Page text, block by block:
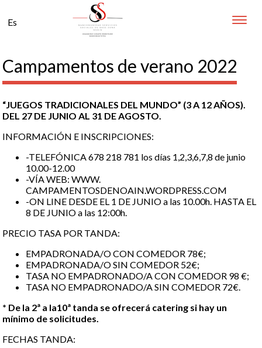
Es
Toggle
Campamentos de verano 2022
“JUEGOS TRADICIONALES DEL MUNDO” (3 A 12 AÑOS).
DEL 27 DE JUNIO AL 31 DE AGOSTO.
INFORMACIÓN E INSCRIPCIONES:
-TELEFÓNICA 678 218 781 los días 1,2,3,6,7,8 de junio
10.00-12.00
-VÍA WEB: WWW.
CAMPAMENTOSDENOAIN.WORDPRESS.COM
-ON LINE DESDE EL 1 DE JUNIO a las 10.00h. HASTA EL
8 DE JUNIO a las 12:00h.
PRECIO TASA POR TANDA:
EMPADRONADA/O CON COMEDOR 78€;
EMPADRONADA/O SIN COMEDOR 52€;
TASA NO EMPADRONADO/A CON COMEDOR 98 €;
TASA NO EMPADRONADO/A SIN COMEDOR 72€.
* De la 2ª a la10ª tanda se ofrecerá catering si hay un
mínimo de solicitudes.
FECHAS TANDA: